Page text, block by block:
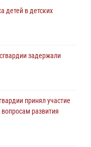
детей в детских
задержали
принял участие
развития